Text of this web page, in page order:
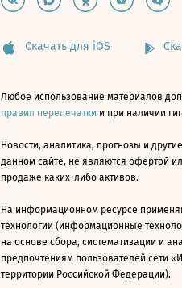
Скачать для iOS
Любое использование материалов
правил перепечатки и при наличии
Новости, аналитика, прогнозы и
данном сайте, не являются офертой
продаже каких-либо активов.
На информационном ресурсе
технологии (информационные
на основе сбора, систематизации и
предпочтениям пользователей сети
территории Российской Федерации).